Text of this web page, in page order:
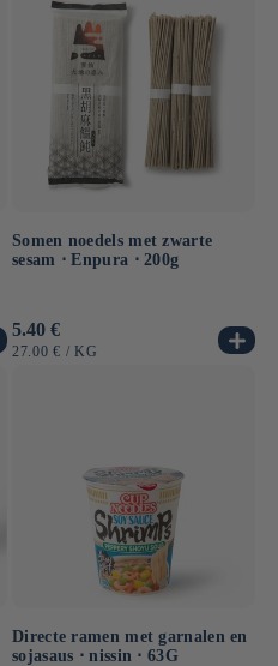
Somen noedels met zwarte
sesam ⋅ Enpura ⋅ 200g
Normale
prijs
5.40 €
EENHEIDSPRIJS
27.00 € / PER
KG
Directe ramen met garnalen en
sojasaus ⋅ nissin ⋅ 63G